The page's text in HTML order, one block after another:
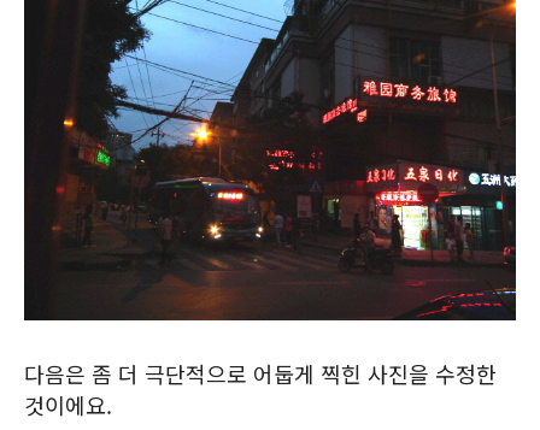
다음은 좀 더 극단적으로 어둡게 찍힌 사진을 수정한
것이에요.